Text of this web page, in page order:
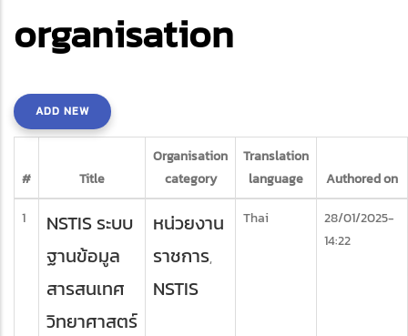
organisation
ADD NEW
# Title
Organisation
category
Translation
language
Authored on
1
NSTIS ระบบ
ฐานข้อมูล
สารสนเทศ
วิทยาศาสตร์
หน่วยงาน
ราชการ,
NSTIS
Thai
28/01/2025-
14:22